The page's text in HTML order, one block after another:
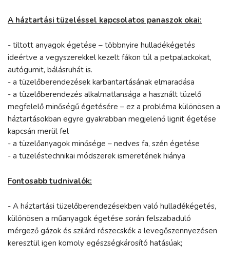
A háztartási tüzeléssel kapcsolatos panaszok okai:
- tiltott anyagok égetése – többnyire hulladékégetés
ideértve a vegyszerekkel kezelt fákon túl a petpalackokat,
autógumit, bálásruhát is.
- a tüzelőberendezések karbantartásának elmaradása
- a tüzelőberendezés alkalmatlansága a használt tüzelő
megfelelő minőségű égetésére – ez a probléma különösen a
háztartásokban egyre gyakrabban megjelenő lignit égetése
kapcsán merül fel
- a tüzelőanyagok minősége – nedves fa, szén égetése
- a tüzeléstechnikai módszerek ismeretének hiánya
Fontosabb tudnivalók:
- A háztartási tüzelőberendezésekben való hulladékégetés,
különösen a műanyagok égetése során felszabaduló
mérgező gázok és szilárd részecskék a levegőszennyezésen
keresztül igen komoly egészségkárosító hatásúak;